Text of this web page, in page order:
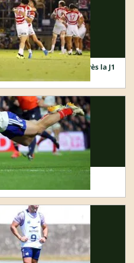
et le Sud dos à dos après la J1
face aux All Blacks